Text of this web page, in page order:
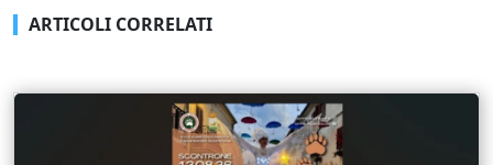
ARTICOLI CORRELATI